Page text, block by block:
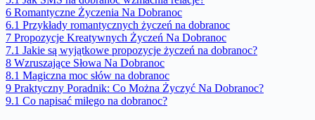
6 Romantyczne Życzenia Na Dobranoc
6.1 Przykłady romantycznych życzeń na dobranoc
7 Propozycje Kreatywnych Życzeń Na Dobranoc
7.1 Jakie są wyjątkowe propozycje życzeń na dobranoc?
8 Wzruszające Słowa Na Dobranoc
8.1 Magiczna moc słów na dobranoc
9 Praktyczny Poradnik: Co Można Życzyć Na Dobranoc?
9.1 Co napisać miłego na dobranoc?